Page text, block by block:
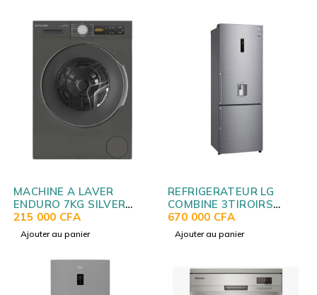
MACHINE A LAVER
ENDURO 7KG SILVER
A+++ DARK SILVER
WMT760T1DS
215 000 CFA
Ajouter au panier
REFRIGERATEUR LG
COMBINE 3TIROIRS
AVEC FONTAINE SILVER
GCF689BLCM
670 000 CFA
Ajouter au panier